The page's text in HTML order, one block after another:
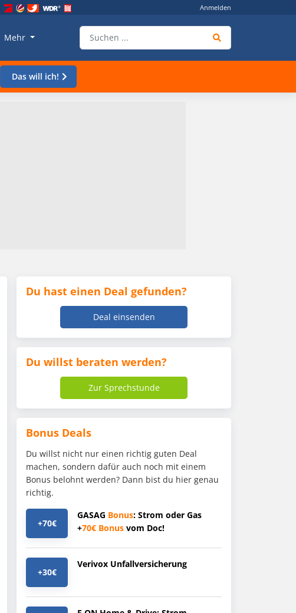
Anmelden
Mehr
Das will ich!
Du hast einen Deal gefunden?
Deal einsenden
Du willst beraten werden?
Zur Sprechstunde
Bonus Deals
Du willst nicht nur einen richtig guten Deal
machen, sondern dafür auch noch mit einem
Bonus belohnt werden? Dann bist du hier genau
richtig.
+70€
GASAG Bonus: Strom oder Gas
+70€ Bonus vom Doc!
+30€
Verivox Unfallversicherung